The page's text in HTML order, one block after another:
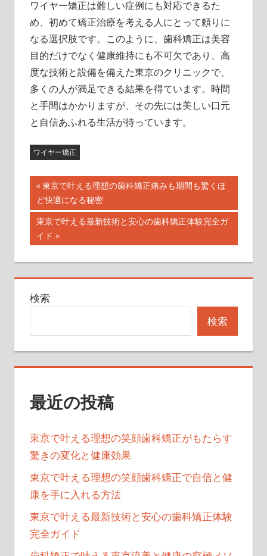
ワイヤー矯正は難しい症例にも対応できるた
め、初めて矯正治療を考える人にとって頼りに
なる選択肢です。このように、歯科矯正は美容
目的だけでなく健康維持にも不可欠であり、高
度な技術と設備を備えた東京のクリニックで、
多くの人が満足できる結果を得ています。時間
と手間はかかりますが、その先には美しい口元
と自信あふれる生活が待っています。
ワイヤー矯正
投
稿
ナ
ビ
ゲ
ー
ョ
ン
前
の
記
事:
東京で叶える理想の歯科矯正痛みも期間も驚くほ
ど快適になる秘密
次
の
記
事:
東京で叶える最新技術と安心の歯科矯正体験完全ガ
イド
検索
検索
最近の投稿
東京で叶える理想の笑顔歯科矯正がもたらす
驚きの変化と健康効果
東京で叶える理想の笑顔歯科矯正で自信と健
康を手に入れる方法
東京で叶える最新技術と安心の歯科矯正体験
完全ガイド